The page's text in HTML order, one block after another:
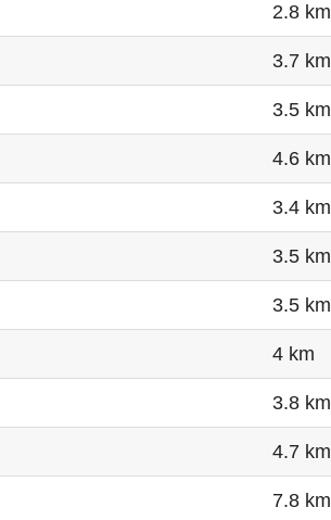
2.8 km
3.7 km
3.5 km
4.6 km
3.4 km
3.5 km
3.5 km
4 km
3.8 km
4.7 km
7.8 km